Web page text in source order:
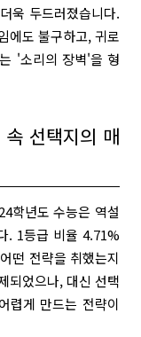
욱 두드러졌습니다.
에도 불구하고, 귀로
'소리의 장벽'을 형
선택지의 매
학년도 수능은 역설
. 1등급 비율 4.71%
떤 전략을 취했는지
되었으나, 대신 선택
렵게 만드는 전략이